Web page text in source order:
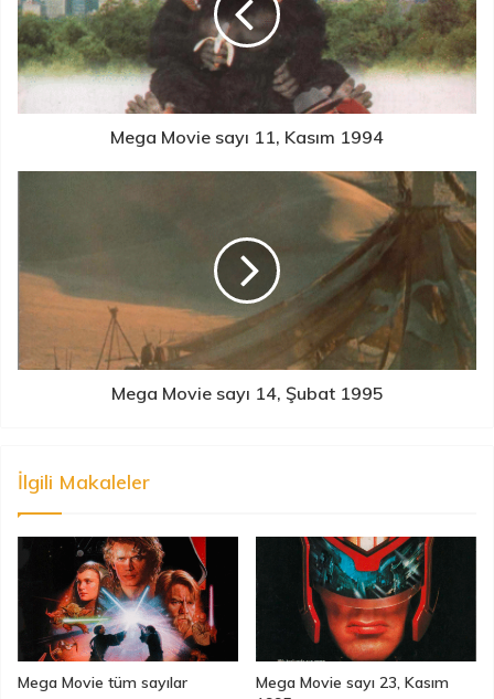
Mega Movie sayı 11, Kasım 1994
Mega Movie sayı 14, Şubat 1995
İlgili Makaleler
Mega Movie tüm sayılar
Mega Movie sayı 23, Kasım